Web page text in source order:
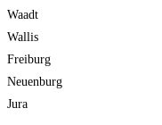
Waadt
Wallis
Freiburg
Neuenburg
Jura